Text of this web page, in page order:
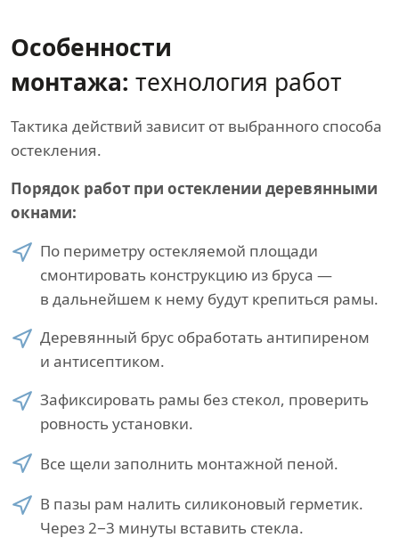
Особенности
монтажа: технология работ
Тактика действий зависит от выбранного способа
остекления.
Порядок работ при остеклении деревянными
окнами:
По периметру остекляемой площади
смонтировать конструкцию из бруса —
в дальнейшем к нему будут крепиться рамы.
Деревянный брус обработать антипиреном
и антисептиком.
Зафиксировать рамы без стекол, проверить
ровность установки.
Все щели заполнить монтажной пеной.
В пазы рам налить силиконовый герметик.
Через 2−3 минуты вставить стекла.